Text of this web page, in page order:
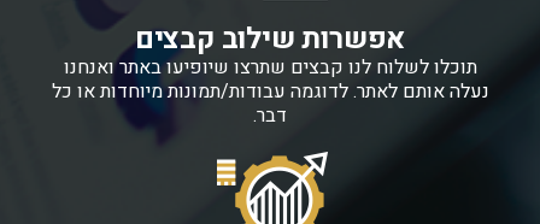
אפשרות שילוב קבצים
תוכלו לשלוח לנו קבצים שתרצו שיופיעו באתר ואנחנו
נעלה אותם לאתר. לדוגמה עבודות/תמונות מיוחדות או כל
דבר.